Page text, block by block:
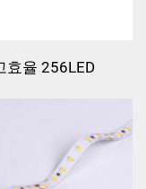
효율 256LED